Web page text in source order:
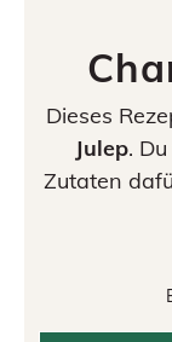
Dieses
Julep.
Zutaten